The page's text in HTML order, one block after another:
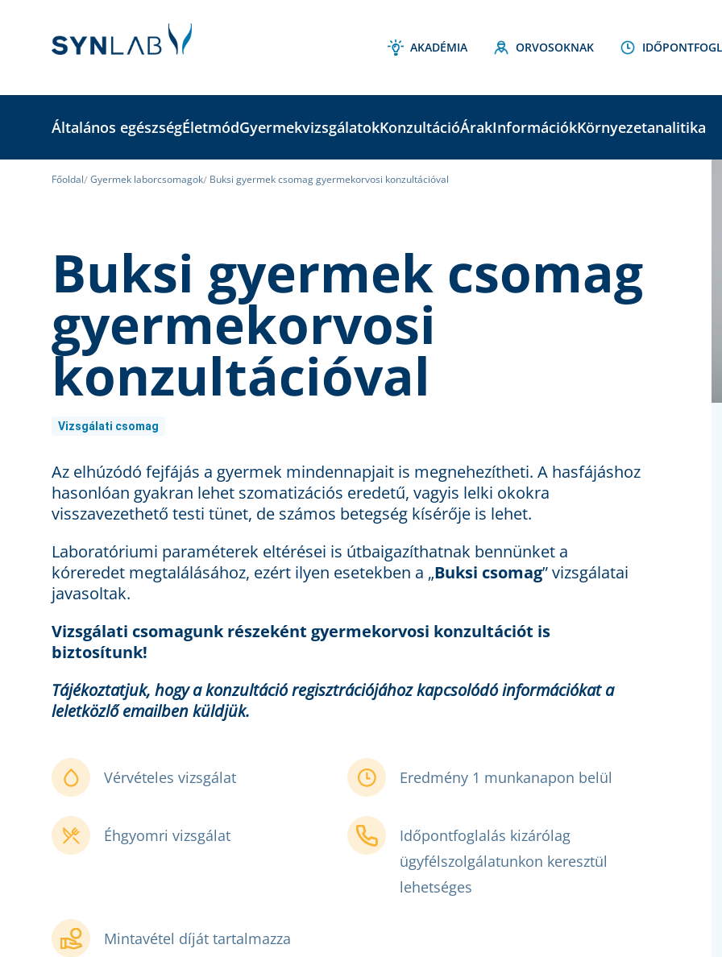
AKADÉMIA ORVOSOKNAK
Általános egészségÉletmódGyermekvizsgálatokKonzultációÁrakInformációkKörnyezetanalitika
Főoldal Gyermek laborcsomagok Buksi gyermek csomag gyermekorvosi konzultációval
Buksi gyermek csomag
gyermekorvosi
konzultációval
Vizsgálati csomag
Az elhúzódó fejfájás a gyermek mindennapjait is megnehezítheti. A hasfájáshoz
hasonlóan gyakran lehet szomatizációs eredetű, vagyis lelki okokra
visszavezethető testi tünet, de számos betegség kísérője is lehet.
Laboratóriumi paraméterek eltérései is útbaigazíthatnak bennünket a
kóreredet megtalálásához, ezért ilyen esetekben a „Buksi csomag” vizsgálatai
javasoltak.
Vizsgálati csomagunk részeként gyermekorvosi konzultációt is
biztosítunk!
Tájékoztatjuk, hogy a konzultáció regisztrációjához kapcsolódó információkat a
leletközlő emailben küldjük.
Vérvételes vizsgálat Eredmény 1 munkanapon belül
Éhgyomri vizsgálat
Időpontfoglalás kizárólag
ügyfélszolgálatunkon keresztül
lehetséges
Mintavétel díját tartalmazza